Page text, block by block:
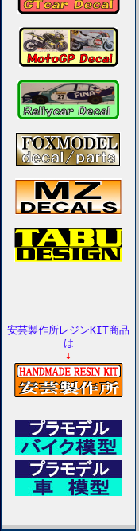
安芸製作所レジンKIT商品
は
↓